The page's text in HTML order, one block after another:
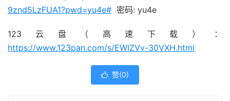
9znd5LzFUA1?pwd=yu4e# 密码: yu4e
123云盘（高速下载）：
https://www.123pan.com/s/EWIZVv-30VXH.html
 赞(0)